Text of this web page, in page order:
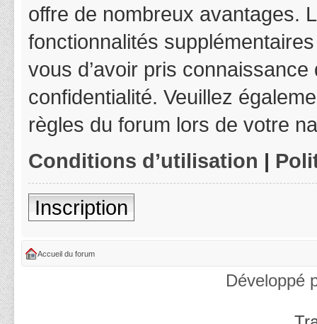
offre de nombreux avantages.
fonctionnalités
vous d’avoir pris
confidentialité. Veuillez
règles du forum lors de votre
Conditions d’utilisation |
Inscription
Accueil du forum
Développé